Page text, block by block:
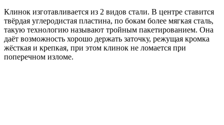
Клинок изготавливается из 2 видов стали. В центре ставится
твёрдая углеродистая пластина, по бокам более мягкая сталь,
такую технологию называют тройным пакетированием. Она
даёт возможность хорошо держать заточку, режущая кромка
жёсткая и крепкая, при этом клинок не ломается при
поперечном изломе.